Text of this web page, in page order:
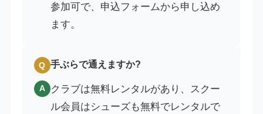
参加可で、申込フォームから申し込め
ます。
Q 手ぶらで通えますか?
A クラブは無料レンタルがあり、スクー
ル会員はシューズも無料でレンタルで